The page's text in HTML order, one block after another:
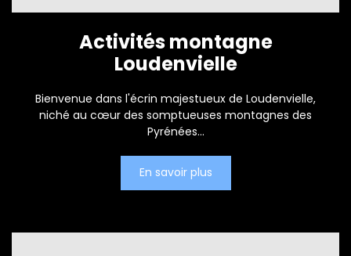
Activités montagne
Loudenvielle
Bienvenue dans l'écrin majestueux de Loudenvielle,
niché au cœur des somptueuses montagnes des
Pyrénées...
En savoir plus